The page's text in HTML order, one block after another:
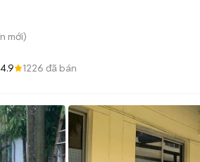
mới)
4.9 1226 đã bán